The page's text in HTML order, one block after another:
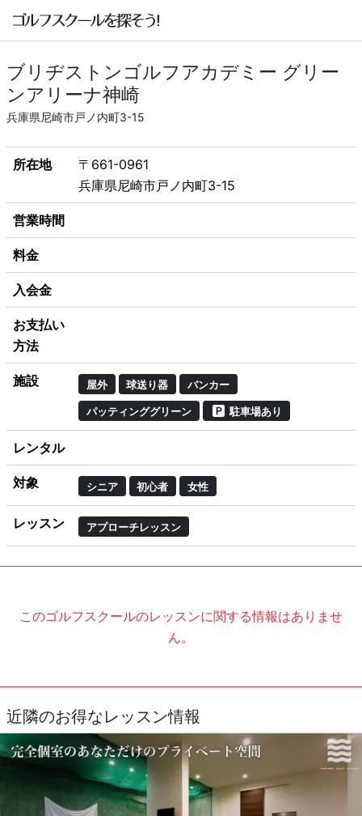
ブリヂストンゴルフアカデミー グリー
ンアリーナ神崎
兵庫県尼崎市戸ノ内町3-15
所在地
〒661-0961
兵庫県尼崎市戸ノ内町3-15
営業時間
料金
入会金
お支払い
方法
施設 屋外 球送り器 バンカー
パッティンググリーン 駐車場あり
レンタル
対象 シニア 初心者 女性
レッスン アプローチレッスン
このゴルフスクールのレッスンに関する情報はありませ
ん。
近隣のお得なレッスン情報